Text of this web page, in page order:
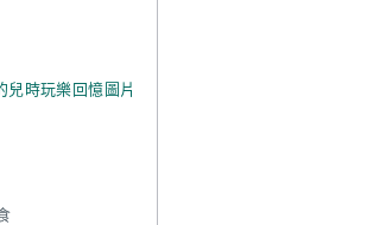
時玩樂回憶圖片